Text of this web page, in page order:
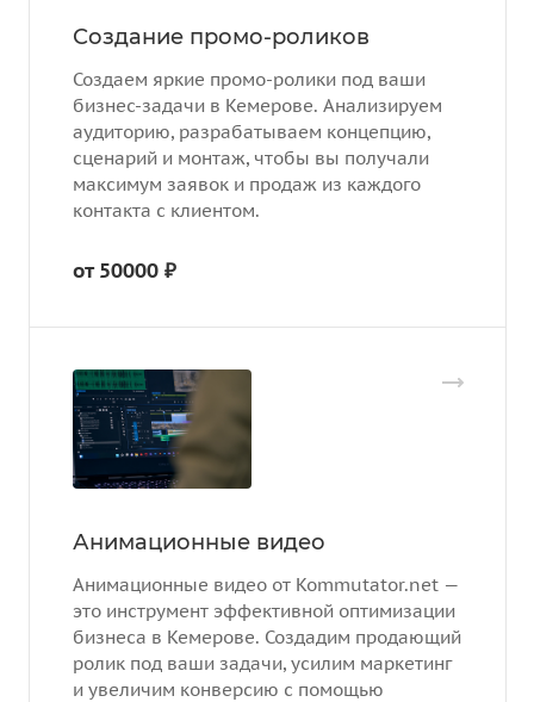
Создание промо-роликов
Создаем яркие промо-ролики под ваши
бизнес-задачи в Кемерове. Анализируем
аудиторию, разрабатываем концепцию,
сценарий и монтаж, чтобы вы получали
максимум заявок и продаж из каждого
контакта с клиентом.
от 50000 ₽
Анимационные видео
Анимационные видео от Kommutator.net —
это инструмент эффективной оптимизации
бизнеса в Кемерове. Создадим продающий
ролик под ваши задачи, усилим маркетинг
и увеличим конверсию с помощью